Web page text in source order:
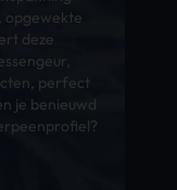
opgewekte
deze
perfect
je benieuwd